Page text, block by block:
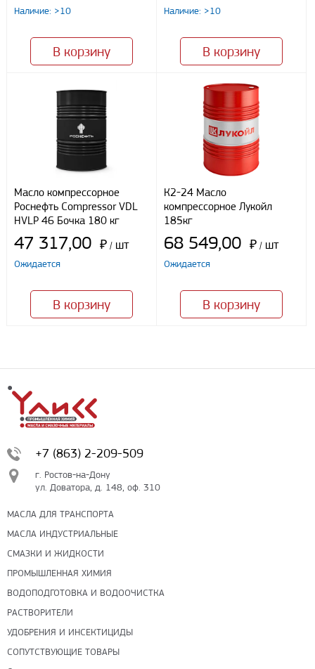
персональных данных, в соответствии с федеральным законом от
27.07.2006 N152 ФЗ «О персональных данных», на условиях
целей, определенныхПолитикой конфиденциальности
Отправить
Наличие: >10
В корзину
Наличие: >10
В корзину
Масло компрессорное
Роснефть Compressor VDL
HVLP 46 Бочка 180 кг
47 317,00 ₽ / шт
Ожидается
В корзину
К2-24 Масло
компрессорное Лукойл
185кг
68 549,00 ₽ / шт
Ожидается
В корзину
+7 (863) 2-209-509
г. Ростов-на-Дону
ул. Доватора, д. 148, оф. 310
МАСЛА ДЛЯ ТРАНСПОРТА
МАСЛА ИНДУСТРИАЛЬНЫЕ
СМАЗКИ И ЖИДКОСТИ
ПРОМЫШЛЕННАЯ ХИМИЯ
ВОДОПОДГОТОВКА И ВОДООЧИСТКА
РАСТВОРИТЕЛИ
УДОБРЕНИЯ И ИНСЕКТИЦИДЫ
СОПУТСТВУЮЩИЕ ТОВАРЫ